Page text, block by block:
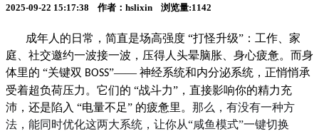
2025-09-22 15:17:38 作者：hslixin 浏览量:1142
成年人的日常，简直是场高强度 “打怪升级”：工作、家
庭、社交邀约一波接一波，压得人头晕脑胀、身心疲惫。而身
体里的 “关键双 BOSS”—— 神经系统和内分泌系统，正悄悄承
受着超负荷压力。它们的 “战斗力”，直接影响你的精力充
沛，还是陷入 “电量不足” 的疲惫里。 那么，有没有一种方
法，能同时优化这两大系统，让你从“咸鱼模式”一键切换